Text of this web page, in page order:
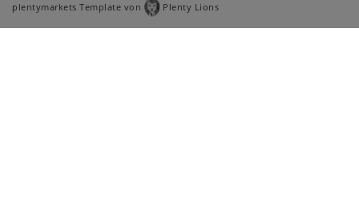
plentymarkets Template von Plenty Lions